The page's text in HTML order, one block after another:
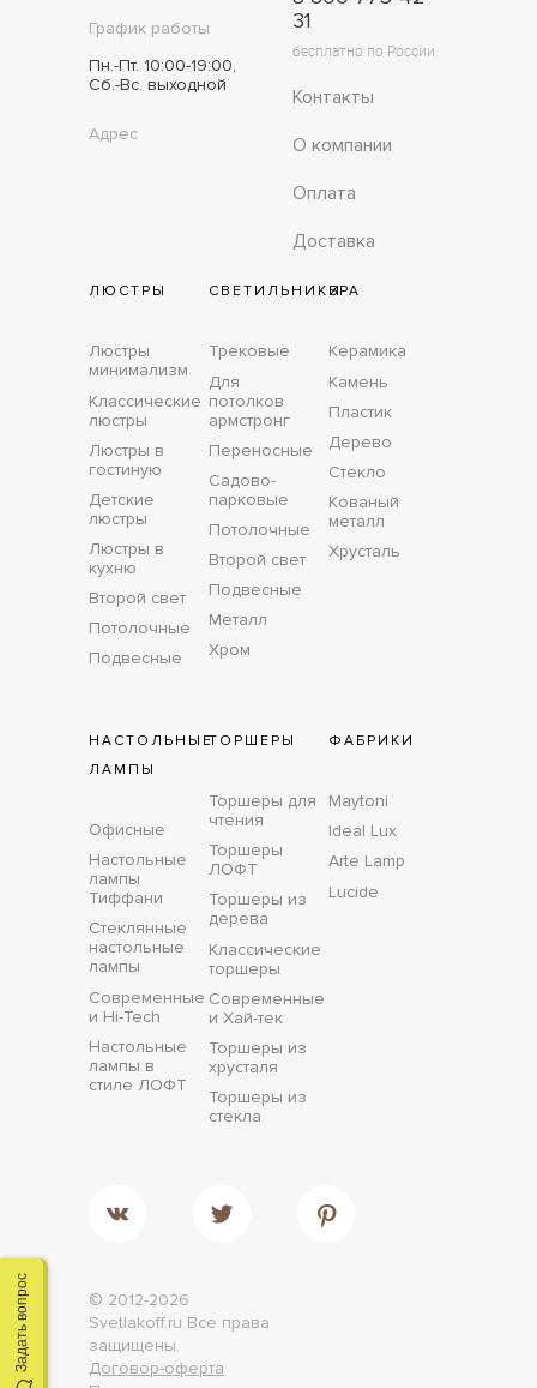
График работы
Пн.-Пт. 10:00-19:00,
Сб.-Вс. выходной
Адрес
31
бесплатно по России
Контакты
О компании
Оплата
Доставка
ЛЮСТРЫ
Люстры
минимализм
Классические
люстры
Люстры в
гостиную
Детские
люстры
Люстры в
кухню
Второй свет
Потолочные
Подвесные
СВЕТИЛЬНИКИ
Трековые
Для
потолков
армстронг
Переносные
Садово-
парковые
Потолочные
Второй свет
Подвесные
Металл
Хром
БРА
Керамика
Камень
Пластик
Дерево
Стекло
Кованый
металл
Хрусталь
НАСТОЛЬНЫЕ
ЛАМПЫ
Офисные
Настольные
лампы
Тиффани
Стеклянные
настольные
лампы
Современные
и Hi-Tech
Настольные
лампы в
стиле ЛОФТ
ТОРШЕРЫ
Торшеры для
чтения
Торшеры
ЛОФТ
Торшеры из
дерева
Классические
торшеры
Современные
и Хай-тек
Торшеры из
хрусталя
Торшеры из
стекла
ФАБРИКИ
Maytoni
Ideal Lux
Arte Lamp
Lucide
© 2012-2026
Svetlakoff.ru Все права
защищены.
Договор-оферта
Задать вопрос